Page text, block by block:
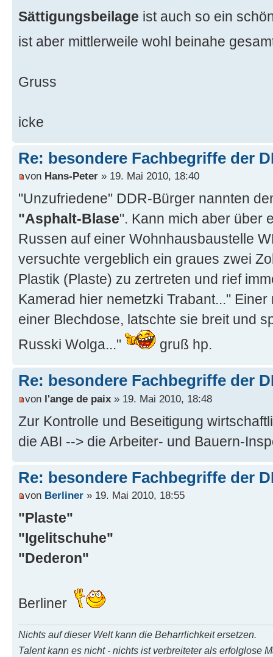
Sättigungsbeilage ist auch so ein
ist aber mittlerweile wohl beinahe
Gruss
icke
Re: besondere Fachbegriffe der
von Hans-Peter » 19. Mai 2010, 18:40
"Unzufriedene" DDR-Bürger nannten
"Asphalt-Blase". Kann mich aber über
Russen auf einer Wohnhausbaustelle
versuchte vergeblich ein graues zwei
Plastik (Plaste) zu zertreten und rief
Kamerad hier nemetzki Trabant..."
einer Blechdose, latschte sie breit und
Russki Wolga..."
gruß hp.
Re: besondere Fachbegriffe der
von l'ange de paix » 19. Mai 2010, 18:48
Zur Kontrolle und Beseitigung
die ABI --> die Arbeiter- und Bauern-
Re: besondere Fachbegriffe der
von Berliner » 19. Mai 2010, 18:55
"Plaste"
"Igelitschuhe"
"Dederon"
Berliner
Nichts auf dieser Welt kann die Beharrlichkeit ersetzen.
Talent kann es nicht - nichts ist verbreiteter als erfolglose